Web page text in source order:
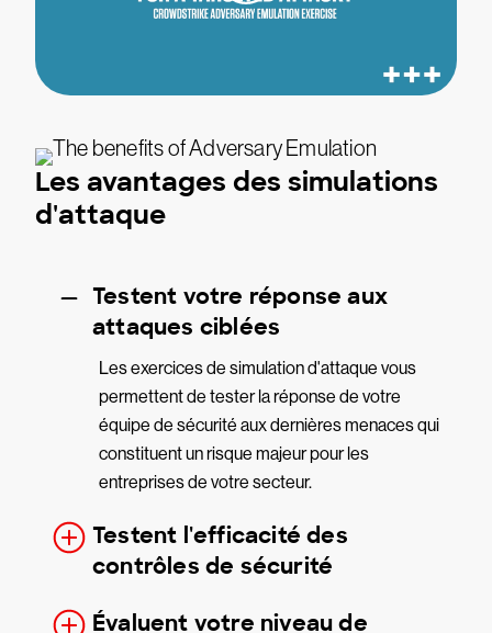
Les avantages des simulations
d'attaque
Testent votre réponse aux
attaques ciblées
Les exercices de simulation d'attaque vous
permettent de tester la réponse de votre
équipe de sécurité aux dernières menaces qui
constituent un risque majeur pour les
entreprises de votre secteur.
Testent l'efficacité des
contrôles de sécurité
Évaluent votre niveau de